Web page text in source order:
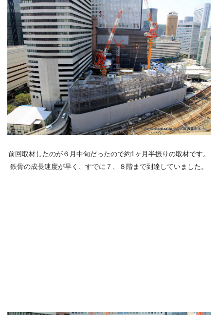
前回取材したのが６月中旬だったので約1ヶ月半振りの取材です。
鉄骨の成長速度が早く、すでに７、８階まで到達していました。